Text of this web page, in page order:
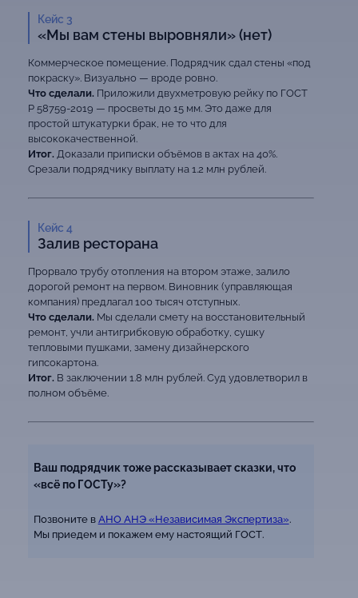
Кейс 3
«Мы вам стены выровняли» (нет)
Коммерческое помещение. Подрядчик сдал стены «под
покраску». Визуально — вроде ровно.
Что сделали. Приложили двухметровую рейку по ГОСТ
Р 58759-2019 — просветы до 15 мм. Это даже для
простой штукатурки брак, не то что для
высококачественной.
Итог. Доказали приписки объёмов в актах на 40%.
Срезали подрядчику выплату на 1.2 млн рублей.
Кейс 4
Залив ресторана
Прорвало трубу отопления на втором этаже, залило
дорогой ремонт на первом. Виновник (управляющая
компания) предлагал 100 тысяч отступных.
Что сделали. Мы сделали смету на восстановительный
ремонт, учли антигрибковую обработку, сушку
тепловыми пушками, замену дизайнерского
гипсокартона.
Итог. В заключении 1.8 млн рублей. Суд удовлетворил в
полном объёме.
Ваш подрядчик тоже рассказывает сказки, что
«всё по ГОСТу»?
Позвоните в АНО АНЭ «Независимая Экспертиза».
Мы приедем и покажем ему настоящий ГОСТ.